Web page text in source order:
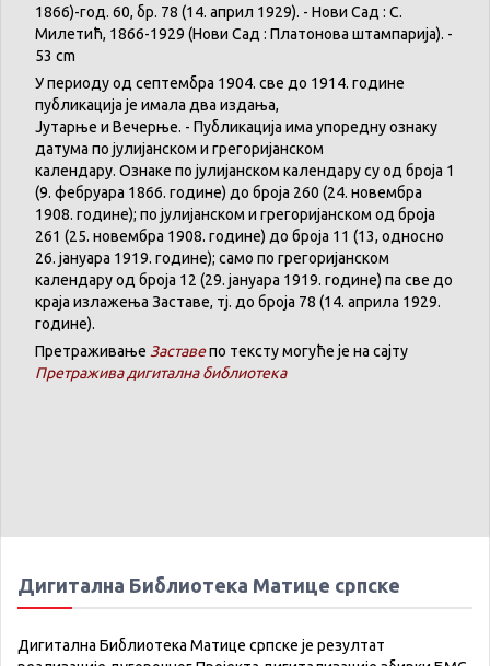
1866)-год. 60, бр. 78 (14. април 1929). - Нови Сад : С.
Милетић, 1866-1929 (Нови Сад : Платонова штампарија). -
53 cm
Упериодуод септембра 1904. све до 1914. године
публикација је имала два издања,
Јутарње и Вечерње. - Публикација има упореднуознаку
датума по јулијанском и грегоријанском
календару. Ознаке по јулијанском календару су од броја 1
(9. фебруара 1866. године) до броја 260 (24. новембра
1908. године); по јулијанском и грегоријанском од броја
261 (25. новембра 1908. године) до броја 11 (13, односно
26. јануара 1919. године); само по грегоријанском
календаруод броја 12 (29. јануара 1919. године) па све до
краја излажења Заставе, тј. до броја 78 (14. априла 1929.
године).
Претраживање Заставепо тексту могуће је на сајту
Претражива дигитална библиотека
Дигитална Библиотека Матице српске
Дигитална Библиотека Матице српске је резултат